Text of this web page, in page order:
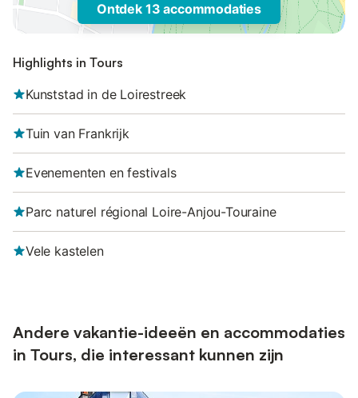
Ontdek 13 accommodaties
Highlights in Tours
Kunststad in de Loirestreek
Tuin van Frankrijk
Evenementen en festivals
Parc naturel régional Loire-Anjou-Touraine
Vele kastelen
Andere vakantie-ideeën en accommodaties
in Tours, die interessant kunnen zijn